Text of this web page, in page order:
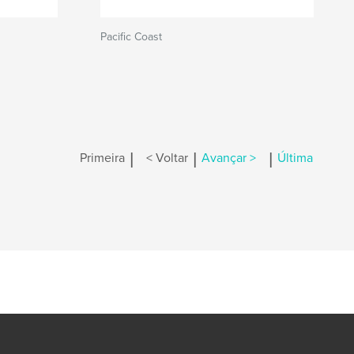
Pacific Coast
Primeira | < Voltar | Avançar > | Última